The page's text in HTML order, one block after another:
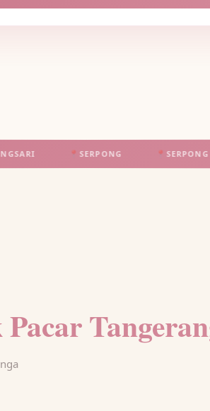
📍SERPONG 📍SERPONG UTARA